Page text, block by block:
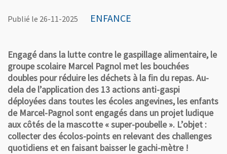
Publié le 26-11-2025 ENFANCE
Engagé dans la lutte contre le gaspillage alimentaire, le
groupe scolaire Marcel Pagnol met les bouchées
doubles pour réduire les déchets à la fin du repas. Au-
dela de l’application des 13 actions anti-gaspi
déployées dans toutes les écoles angevines, les enfants
de Marcel-Pagnol sont engagés dans un projet ludique
aux côtés de la mascotte « super-poubelle ». L’objet :
collecter des écolos-points en relevant des challenges
quotidiens et en faisant baisser le gachi-mètre !